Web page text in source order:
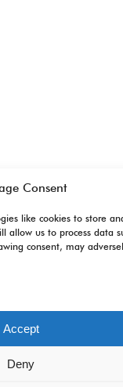
Consent
like cookies to store
us to process data
consent, may
Accept
Deny